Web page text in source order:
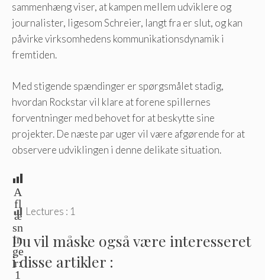
sammenhæng viser, at kampen mellem udviklere og
journalister, ligesom Schreier, langt fra er slut, og kan
påvirke virksomhedens kommunikationsdynamik i
fremtiden.
Med stigende spændinger er spørgsmålet stadig,
hvordan Rockstar vil klare at forene spillernes
forventninger med behovet for at beskytte sine
projekter. De næste par uger vil være afgørende for at
observere udviklingen i denne delikate situation.
A
fl
æ
sn
in
ge
r:
1
Lectures : 1
Du vil måske også være interesseret
i disse artikler :